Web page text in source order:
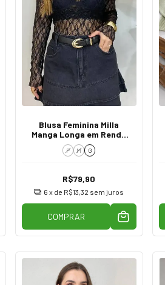
Blusa Feminina Milla
Manga Longa em Renda
Transparente Preto
P M G
R$79,90
6 x de R$13,32 sem juros
COMPRAR